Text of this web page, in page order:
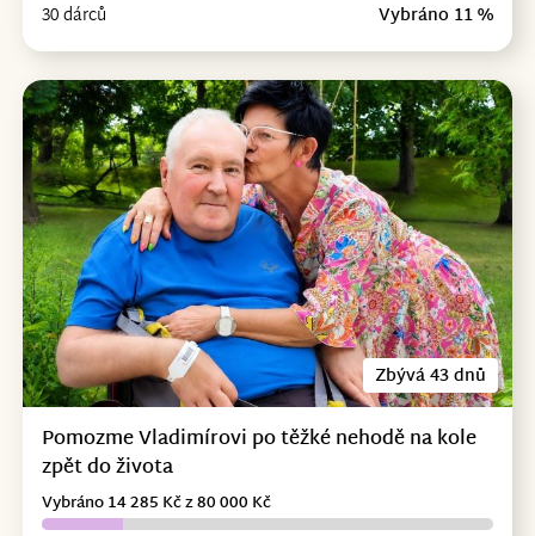
30 dárců Vybráno 11 %
Zbývá 43 dnů
Pomozme Vladimírovi po těžké nehodě na kole
zpět do života
Vybráno 14 285 Kč z 80 000 Kč